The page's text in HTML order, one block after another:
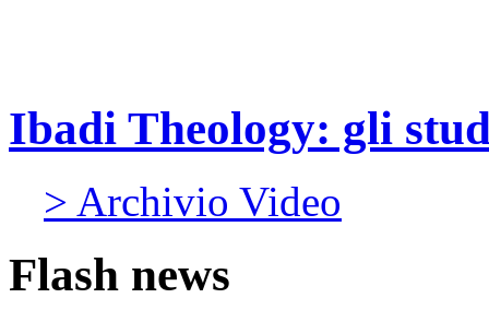
Ibadi Theology: gli
> Archivio Video
Flash news